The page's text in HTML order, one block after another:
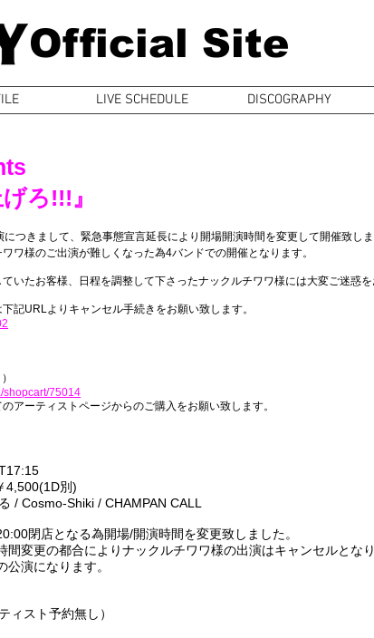
Official Site
LIVE SCHEDULE DISCOGRAPHY
ろ!!!』
つきまして、緊急事態宣言延長により開場開演時間を変更して開催致しま
ワ様のご出演が難しくなった為4バンドでの開催となります。
いたお客様、日程を調整して下さったナックルチワワ様には大変ご迷惑を
記URLよりキャンセル手続きをお願い致します。
shopcart/75014
アーティストページからのご購入をお願い致します。
4,500(1D別)
/ Cosmo-Shiki / CHAMPAN CALL
閉店となる為開場/開演時間を変更致しました。
変更の都合によりナックルチワワ様の出演はキャンセルとなり
演になります。
ィスト予約無し）